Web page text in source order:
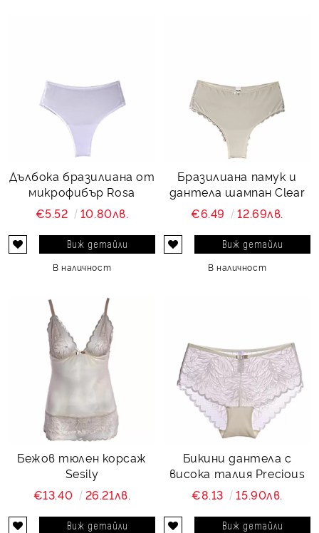
Дълбока бразилиана от
микрофибър Rosa
€5.52
10.80лв.
Виж детайли
В наличност
Бразилиана памук и
дантела шампан Clear
€6.49
12.69лв.
Виж детайли
В наличност
Бежов тюлен корсаж
Sesily
€13.40
26.21лв.
Виж детайли
Бикини дантела с
висока талия Precious
€8.13
15.90лв.
Виж детайли